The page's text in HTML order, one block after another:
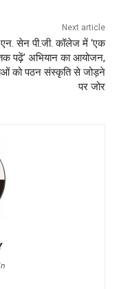
Next article
सेन पी.जी. कॉलेज में ‘एक
पढ़ें’ अभियान का आयोजन,
को पठन संस्कृति से जोड़ने
पर जोर